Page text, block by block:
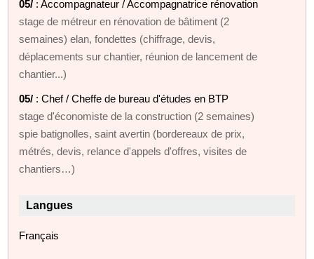
05/ : Accompagnateur / Accompagnatrice rénovation
stage de métreur en rénovation de bâtiment (2
semaines) elan, fondettes (chiffrage, devis,
déplacements sur chantier, réunion de lancement de
chantier...)
05/ : Chef / Cheffe de bureau d'études en BTP
stage d'économiste de la construction (2 semaines)
spie batignolles, saint avertin (bordereaux de prix,
métrés, devis, relance d'appels d'offres, visites de
chantiers…)
Langues
Français